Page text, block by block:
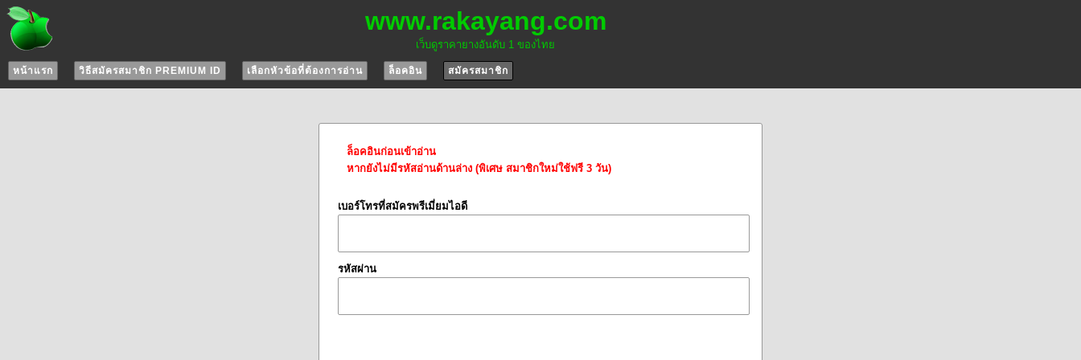
www.rakayang.com
เว็บดูราคายางอันดับ 1 ของไทย
หน้าแรก วิธีสมัครสมาชิก PREMIUM ID เลือกหัวข้อที่ต้องการอ่าน ล็อคอิน สมัครสมาชิก
ล็อคอินก่อนเข้าอ่าน
หากยังไม่มีรหัสอ่านด้านล่าง (พิเศษ สมาชิกใหม่ใช้ฟรี 3 วัน)
เบอร์โทรที่สมัครพรีเมี่ยมไอดี
รหัสผ่าน